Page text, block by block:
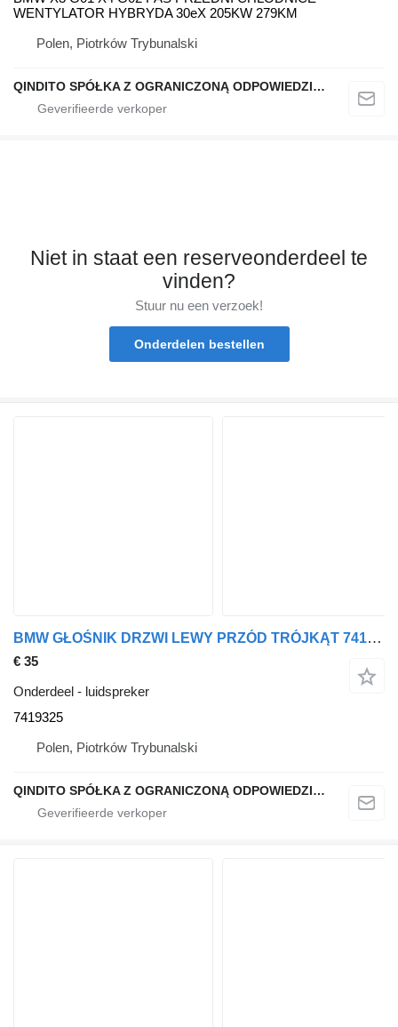
WENTYLATOR HYBRYDA 30eX 205KW 279KM
Polen, Piotrków Trybunalski
QINDITO SPÓŁKA Z OGRANICZONĄ ODPOWIEDZIALNOŚCIĄ
Niet in staat een reserveonderdeel te
vinden?
Stuur nu een verzoek!
Onderdelen bestellen
BMW GŁOŚNIK DRZWI LEWY PRZÓD TRÓJKĄT 7419325 luidspreker voor BMW BMW X3 G01 auto
€ 35
Onderdeel - luidspreker
7419325
Polen, Piotrków Trybunalski
QINDITO SPÓŁKA Z OGRANICZONĄ ODPOWIEDZIALNOŚCIĄ